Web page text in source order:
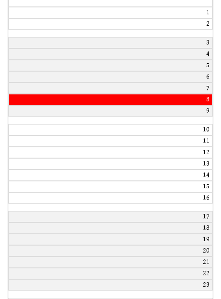
1
2
3
4
5
6
7
8
9
10
11
12
13
14
15
16
17
18
19
20
21
22
23